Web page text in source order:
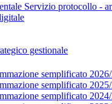
Servizio protocollo -
gestionale
semplificato
semplificato
semplificato